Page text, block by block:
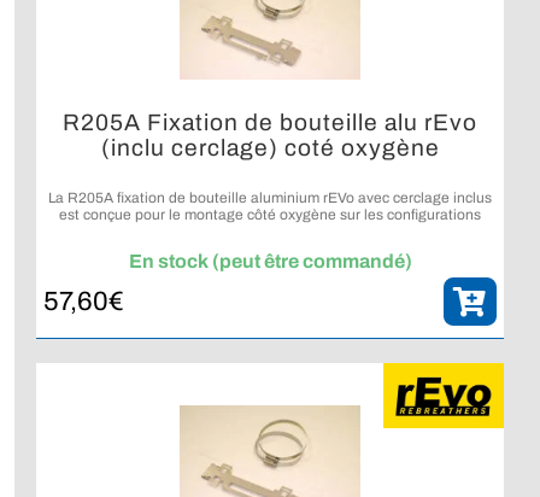
R205A Fixation de bouteille alu rEvo
(inclu cerclage) coté oxygène
La R205A fixation de bouteille aluminium rEVo avec cerclage inclus
est conçue pour le montage côté oxygène sur les configurations
En stock (peut être commandé)
57,60€